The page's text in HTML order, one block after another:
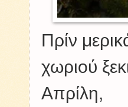
Πρίν
χωριού
Απρίλη,